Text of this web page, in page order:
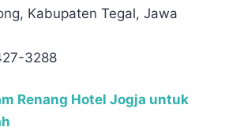
Kabupaten Tegal, Jawa
3288
Renang Hotel Jogja untuk